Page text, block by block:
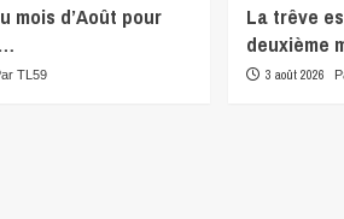
mois d’Août pour
TL59
La trêve
deuxième
3 août 2026